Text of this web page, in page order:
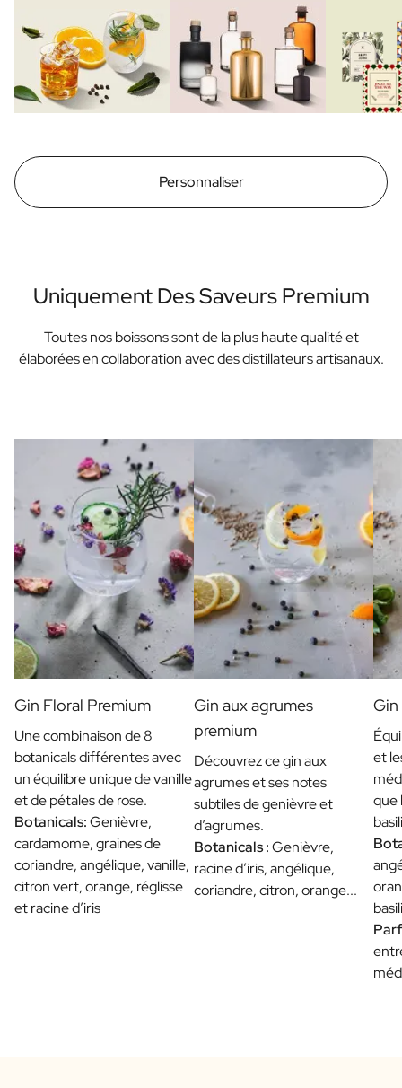
Personnaliser
Uniquement Des Saveurs Premium
Toutes nos boissons sont de la plus haute qualité et
élaborées en collaboration avec des distillateurs artisanaux.
Gin Floral Premium
Une combinaison de 8
botanicals différentes avec
un équilibre unique de vanille
et de pétales de rose.
Botanicals:Genièvre,
cardamome, graines de
coriandre, angélique, vanille,
citron vert, orange, réglisse
et racine d’iris
Gin aux agrumes
premium
Découvrez ce gin aux
agrumes et ses notes
subtiles de genièvre et
d’agrumes.
Botanicals :Genièvre,
racine d’iris, angélique,
coriandre, citron, orange...
Gin
et
que